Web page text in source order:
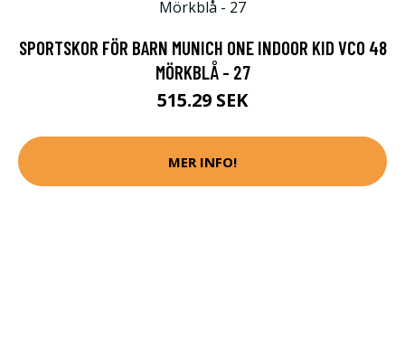
SPORTSKOR FÖR BARN MUNICH ONE INDOOR KID VCO 48
MÖRKBLÅ - 27
515.29 SEK
MER INFO!